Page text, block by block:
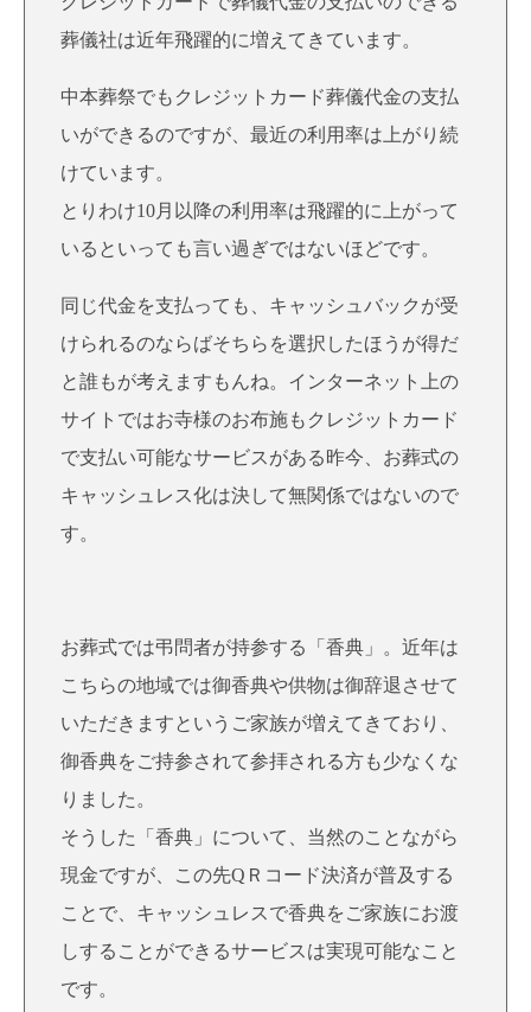
葬儀社は近年飛躍的に増えてきています。
中本葬祭でもクレジットカード葬儀代金の支払
いができるのですが、最近の利用率は上がり続
けています。
とりわけ10月以降の利用率は飛躍的に上がって
いるといっても言い過ぎではないほどです。
同じ代金を支払っても、キャッシュバックが受
けられるのならばそちらを選択したほうが得だ
と誰もが考えますもんね。インターネット上の
サイトではお寺様のお布施もクレジットカード
で支払い可能なサービスがある昨今、お葬式の
キャッシュレス化は決して無関係ではないので
す。
お葬式では弔問者が持参する「香典」。近年は
こちらの地域では御香典や供物は御辞退させて
いただきますというご家族が増えてきており、
御香典をご持参されて参拝される方も少なくな
りました。
そうした「香典」について、当然のことながら
現金ですが、この先QＲコード決済が普及する
ことで、キャッシュレスで香典をご家族にお渡
しすることができるサービスは実現可能なこと
です。